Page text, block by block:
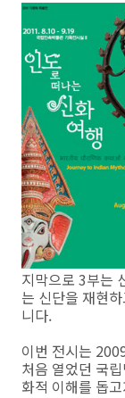
지막으로 3부는
는 신단을 재현
니다.
이번 전시는
처음 열었던 국
화적 이해를 돕